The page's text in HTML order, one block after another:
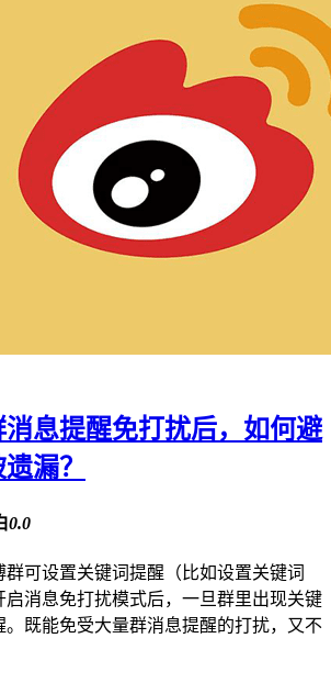
消息提醒免打扰后，如何避
漏？
0.0
群可设置关键词提醒（比如设置关键词
启消息免打扰模式后，一旦群里出现关键
。既能免受大量群消息提醒的打扰，又不